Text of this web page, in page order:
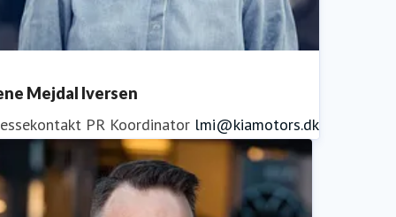
Mejdal Iversen
PR Koordinator lmi@kiamotors.dk